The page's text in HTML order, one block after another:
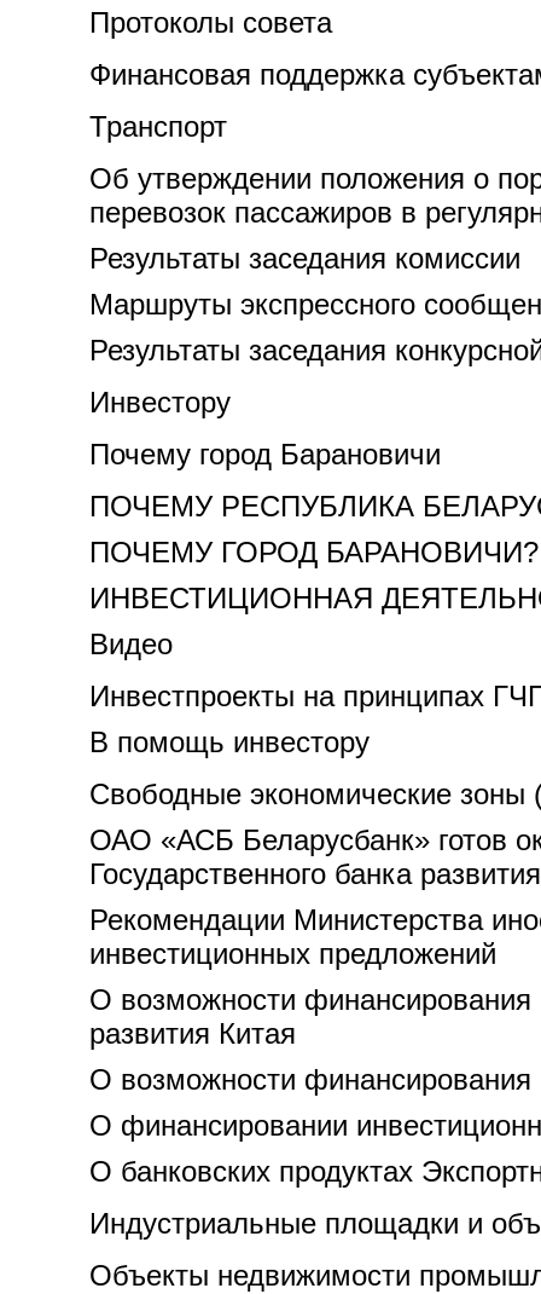
Протоколы совета
Финансовая поддержка
Транспорт
Об утверждении положения о
перевозок пассажиров в
Результаты заседания комиссии
Маршруты экспрессного
Результаты заседания
Инвестору
Почему город Барановичи
ПОЧЕМУ РЕСПУБЛИКА
ПОЧЕМУ ГОРОД БАРАНОВИЧИ?
ИНВЕСТИЦИОННАЯ
Видео
Инвестпроекты на принципах
В помощь инвестору
Свободные экономические
ОАО «АСБ Беларусбанк» готов
Государственного банка
Рекомендации Министерства
инвестиционных предложений
О возможности финансирования
развития Китая
О возможности финансирования
О финансировании
О банковских продуктах
Индустриальные площадки и
Объекты недвижимости